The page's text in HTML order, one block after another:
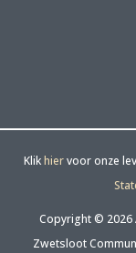
Klikhiervoor onze
Copyright © 2026
Zwetsloot